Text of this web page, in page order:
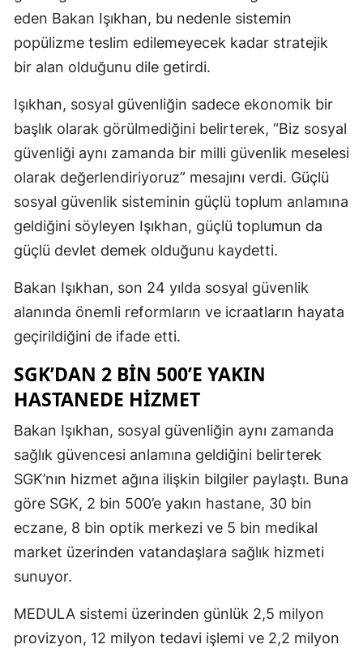
eden Bakan Işıkhan, bu nedenle sistemin
popülizme teslim edilemeyecek kadar stratejik
bir alan olduğunu dile getirdi.
Işıkhan, sosyal güvenliğin sadece ekonomik bir
başlık olarak görülmediğini belirterek, “Biz sosyal
güvenliği aynı zamanda bir milli güvenlik meselesi
olarak değerlendiriyoruz” mesajını verdi. Güçlü
sosyal güvenlik sisteminin güçlü toplum anlamına
geldiğini söyleyen Işıkhan, güçlü toplumun da
güçlü devlet demek olduğunu kaydetti.
Bakan Işıkhan, son 24 yılda sosyal güvenlik
alanında önemli reformların ve icraatların hayata
geçirildiğini de ifade etti.
SGK’DAN 2 BIN 500’E YAKIN
HASTANEDE HIZMET
Bakan Işıkhan, sosyal güvenliğin aynı zamanda
sağlık güvencesi anlamına geldiğini belirterek
SGK’nın hizmet ağına ilişkin bilgiler paylaştı. Buna
göre SGK, 2 bin 500’e yakın hastane, 30 bin
eczane, 8 bin optik merkezi ve 5 bin medikal
market üzerinden vatandaşlara sağlık hizmeti
sunuyor.
MEDULA sistemi üzerinden günlük 2,5 milyon
provizyon, 12 milyon tedavi işlemi ve 2,2 milyon